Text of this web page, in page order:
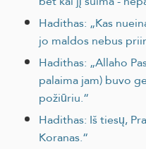
Hadithas: „Kas
jo maldos nebus
Hadithas: „Allaho
palaima jam) buvo
požiūriu.“
Hadithas: Iš tiesų,
Koranas.“